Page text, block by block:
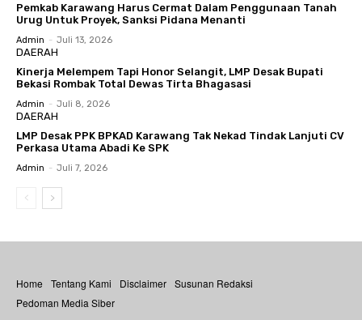
Pemkab Karawang Harus Cermat Dalam Penggunaan Tanah
Urug Untuk Proyek, Sanksi Pidana Menanti
Admin - Juli 13, 2026
DAERAH
Kinerja Melempem Tapi Honor Selangit, LMP Desak Bupati
Bekasi Rombak Total Dewas Tirta Bhagasasi
Admin - Juli 8, 2026
DAERAH
LMP Desak PPK BPKAD Karawang Tak Nekad Tindak Lanjuti CV
Perkasa Utama Abadi Ke SPK
Admin - Juli 7, 2026
Home Tentang Kami Disclaimer Susunan Redaksi
Pedoman Media Siber